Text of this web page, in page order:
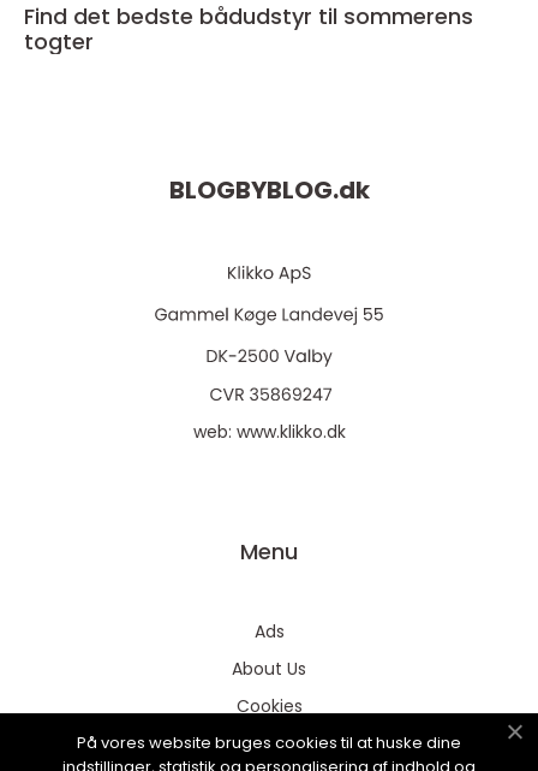
Find det bedste bådudstyr til sommerens
togter
BLOGBYBLOG.dk
web: www.klikko.dk
Menu
Ads
About Us
Cookies
Contact
På vores website bruges cookies til at huske dine